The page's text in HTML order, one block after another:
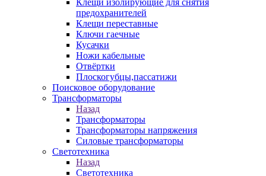
Клещи изолирующие для снятия
предохранителей
Клещи переставные
Ключи гаечные
Кусачки
Ножи кабельные
Отвёртки
Плоскогубцы,пассатижи
Поисковое оборудование
Трансформаторы
Назад
Трансформаторы
Трансформаторы напряжения
Силовые трансформаторы
Светотехника
Назад
Светотехника